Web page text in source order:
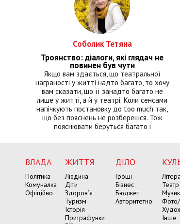
Соболик Тетяна
Троянство: діалоги, які глядач не
повинен був чути
Якщо вам здається, що театральної
награності у житті надто багато, то хочу
вам сказати, що її занадто багато не
лише у житті, а й у театрі. Коли сенсами
напічкують постановку до too much так,
що без пояснень не розберешся. Тож
пояснювати беруться багато і
ВЛАДА
Політика
Комуналка
Офіційно
ЖИТТЯ
Людина
Діти
Здоров’я
Туризм
Історія
Притрафунки
ДІЛО
Гроші
Бізнес
Бюджет
Авторитетно
Театр
Фото/
Інше